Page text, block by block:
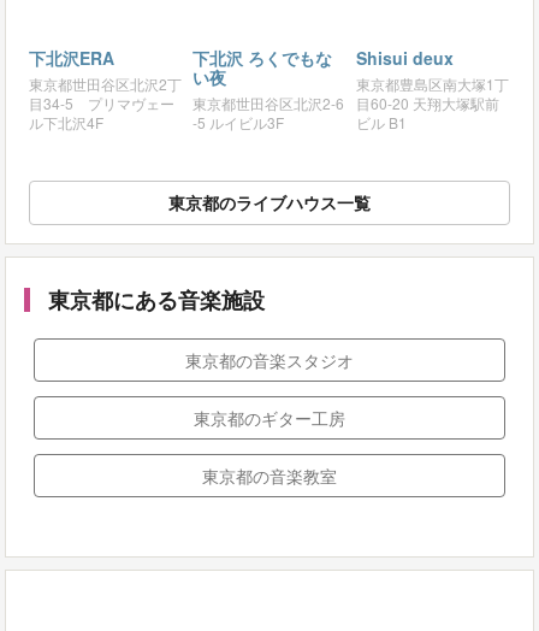
下北沢ERA
東京都世田谷区北沢2丁
目34-5 プリマヴェー
ル下北沢4F
下北沢 ろくでもな
い夜
東京都世田谷区北沢2-6
-5 ルイビル3F
Shisui deux
東京都豊島区南大塚1丁
目60-20 天翔大塚駅前
ビル B1
東京都のライブハウス一覧
東京都にある音楽施設
東京都の音楽スタジオ
東京都のギター工房
東京都の音楽教室